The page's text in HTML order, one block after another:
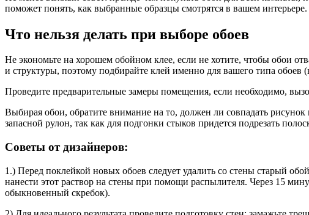
поможет понять, как выбранные образцы смотрятся в вашем интерьере.
Что нельзя делать при выборе обоев
Не экономьте на хорошем обойном клее, если не хотите, чтобы обои
и структуры, поэтому подбирайте клей именно для вашего типа обоев
Проведите предварительные замеры помещения, если необходимо,
Выбирая обои, обратите внимание на то, должен ли совпадать
запасной рулон, так как для подгонки стыков придется подрезать
Советы от дизайнеров:
1.) Перед поклейкой новых обоев следует удалить со стены старый
нанести этот раствор на стены при помощи распылителя. Через 15
обыкновенный скребок).